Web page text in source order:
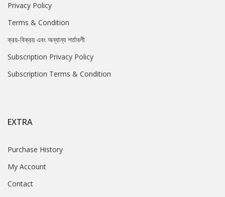
Privacy Policy
Terms & Condition
ক্রয়-বিক্রয় এবং অন্যান্য শর্তাবলী
Subscription Privacy Policy
Subscription Terms & Condition
EXTRA
Purchase History
My Account
Contact